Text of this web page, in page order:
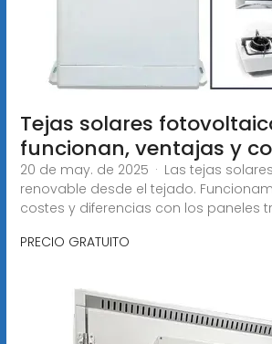
Tejas solares
funcionan, ventajas y
20 de may. de 2025 · Las tejas
renovable desde el tejado.
costes y diferencias con los paneles
PRECIO GRATUITO